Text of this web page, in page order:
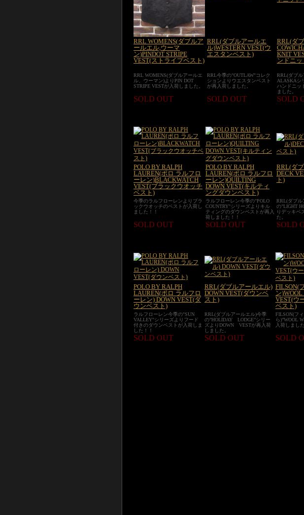
RRL WOMENS(ダブルア
ールエル,ウーマ
ン)PINDOT STRIPE
VEST(ストライプベスト)
RRL(ダブルアールエ
ル)WESTERN VEST(ウ
エスタンベスト)
RRL(ダ
KNIT
ンドニ
RRL WOMENS(ダブルアールエ
ル、ウーマン)よりPIN DOT
STRIPE VESTが入荷しました。
RRL今季の"OUTLAW"コレク
ションよりウエスタンベスト
が再入荷しました。
RRL(ダブ
ALASKAシ
ハンドニッ
ました。
SOLD OUT SOLD OUT SOLD
POLO BY RALPH
LAUREN(ポロ ラルフロ
ーレン)BLACKWATCH
VEST(ブラックウオッチ
ベスト)
POLO BY RALPH
LAUREN(ポロ ラルフロ
ーレン)QUILTING
DOWN VEST(キルティ
ングダウンベスト)
RRL(ダ
DECK
ト)
今季のラルフローレンよりブラ
ックウオッチのベストが入荷し
ました！！
ラルフローレン今季の"POLO
COUNTRY"シリーズよりキル
ティングのダウンベストが再入
荷しました！！
RRL(ダブル
の"LIGHT
りデッキベ
た。
SOLD OUT SOLD OUT SOLD
POLO BY RALPH
LAUREN(ポロ ラルフロ
ーレン) DOWN VEST(ダ
ウンベスト)
RRL(ダブルアールエル)
DOWN VEST(ダウンベ
スト)
FILSON(
ン
VEST(ウ
ベスト)
ラルフローレン今季の"SUN
VALLEY"シリーズよりフード
付きのダウンベストが入荷しま
した！！
RRL(ダブルアールエル)今季
の”HOLIDAY LODGE”シリー
ズよりDOWN VESTが再入荷
しました。
FILSON(フ
ら)”WOOL
入荷しました
SOLD OUT SOLD OUT SOLD